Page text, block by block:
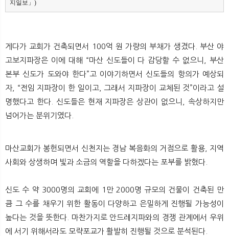
지일보」)
게다가 교회가 건축되면서 100억 원 가량의 부채가 생겼다. 부산 야
고보지파장은 이에 대해 “마산 신도들이 다 감당할 수 없으니, 부산
본부 신도가 도와야 한다”고 이야기하면서 신도들의 항의가 예상되
자, “전임 지파장이 한 일이고, 그래서 지파장이 교체된 것”이라고 설
명했다고 한다. 신도들은 현재 지파장은 상관이 없으니, 속상하지만
넘어가는 분위기였다.
마산교회가 봉헌되면서 신천지는 경남 복음화의 거점으로 활용, 지역
사회와 상생하며 빛과 소금의 역할을 다하겠다는 포부를 밝혔다.
신도 수 약 3000명의 교회에 1만 2000명 규모의 건물이 건축된 만
큼 그 수를 채우기 위한 활동이 다양하고 은밀하게 진행될 가능성이
높다는 것을 뜻한다. 마찬가지로 안드레지파와의 경쟁 관계에서 우위
에 서기 위해서라도 모략포교가 활발히 진행될 것으로 분석된다.